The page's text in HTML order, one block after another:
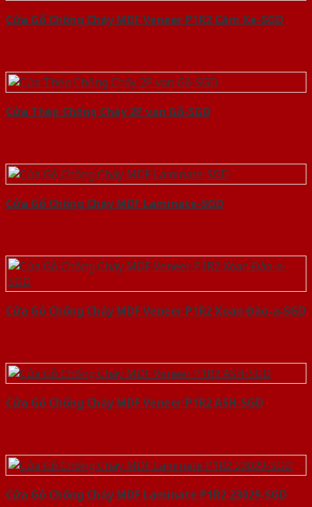
Cửa Gỗ Chống Cháy MDF Veneer P1R2 Căm Xe-SGD
Cửa Thép Chống Cháy 2P van Gỗ-SGD
Cửa Gỗ Chống Cháy MDF Laminate-SGD
Cửa Gỗ Chống Cháy MDF Veneer P1R2 Xoan Đào-a-SGD
Cửa Gỗ Chống Cháy MDF Veneer P1R2 ASH-SGD
Cửa Gỗ Chống Cháy MDF Laminate P1R2 23029-SGD